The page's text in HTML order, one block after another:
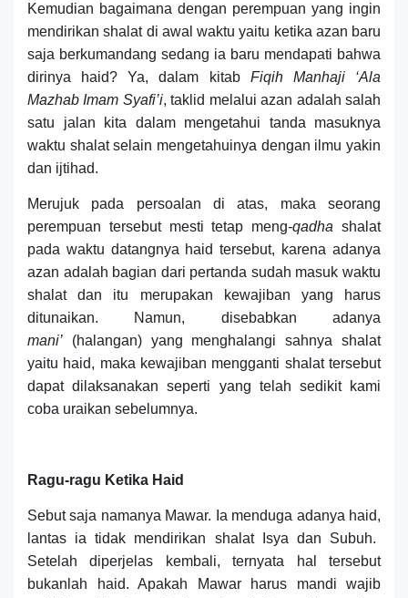
Kemudian bagaimana dengan perempuan yang ingin
mendirikan shalat di awal waktu yaitu ketika azan baru
saja berkumandang sedang ia baru mendapati bahwa
dirinya haid?Ya, dalam kitab Fiqih Manhaji ‘Ala
Mazhab Imam Syafi’i, taklid melalui azan adalah salah
satu jalan kita dalam mengetahui tanda masuknya
waktu shalat selain mengetahuinya dengan ilmu yakin
dan ijtihad.
Merujuk pada persoalan di atas, maka seorang
perempuan tersebut mesti tetap meng-qadhashalat
pada waktu datangnya haid tersebut, karena adanya
azan adalah bagian dari pertanda sudah masukwaktu
shalat dan itu merupakan kewajiban yang harus
ditunaikan. Namun, disebabkan adanya
mani’ (halangan) yang menghalangi sahnya shalat
yaitu haid, maka kewajiban mengganti shalat tersebut
dapat dilaksanakan seperti yang telah sedikit kami
coba uraikan sebelumnya.
Ragu-ragu Ketika Haid
Sebut saja namanya Mawar. Ia menduga adanya haid,
lantas ia tidak mendirikan shalat
Isya dan Subuh.
Setelah diperjelas kembali, ternyata hal tersebut
bukanlah haid. Apakah Mawar harus mandi wajib